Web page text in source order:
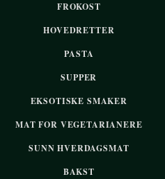
FROKOST
HOVEDRETTER
PASTA
SUPPER
EKSOTISKE SMAKER
MAT FOR VEGETARIANERE
SUNN HVERDAGSMAT
BAKST